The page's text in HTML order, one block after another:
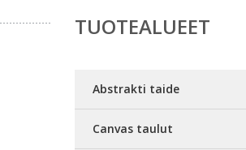
TUOTEALUEET
Abstrakti taide
Canvas taulut